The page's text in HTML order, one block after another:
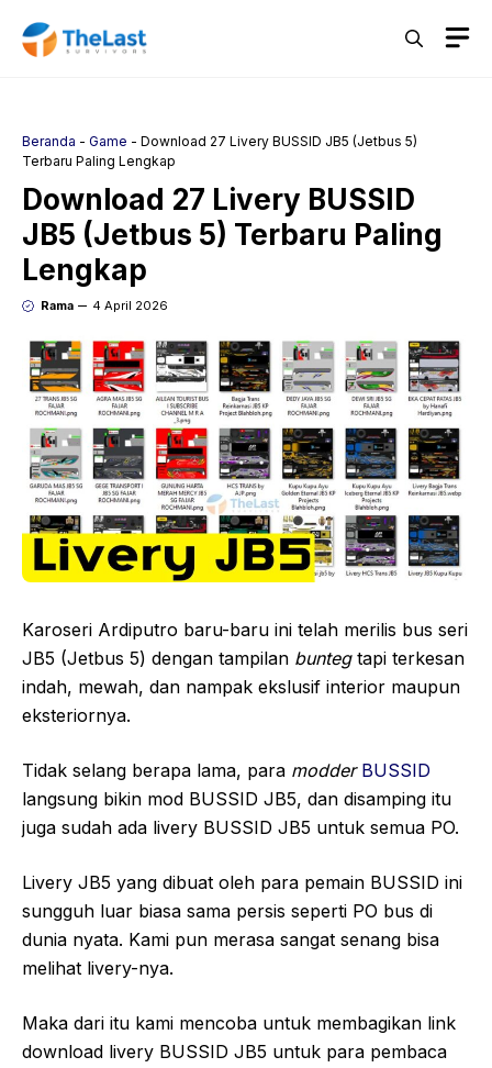
Beranda - Game - Download 27 Livery BUSSID JB5 (Jetbus 5)
Terbaru Paling Lengkap
Download 27 Livery BUSSID
JB5 (Jetbus 5) Terbaru Paling
Lengkap
Rama 4 April 2026
Karoseri Ardiputro baru-baru ini telah merilis bus seri
JB5 (Jetbus 5) dengan tampilan buntegtapi terkesan
indah, mewah, dan nampak ekslusif interior maupun
eksteriornya.
Tidak selang berapa lama, para modder BUSSID
langsung bikin mod BUSSID JB5, dan disamping itu
juga sudah ada livery BUSSID JB5 untuk semua PO.
Livery JB5 yang dibuat oleh para pemain BUSSID ini
sungguh luar biasa sama persis seperti PO bus di
dunia nyata. Kami pun merasa sangat senang bisa
melihat livery-nya.
Maka dari itu kami mencoba untuk membagikan link
download livery BUSSID JB5 untuk para pembaca